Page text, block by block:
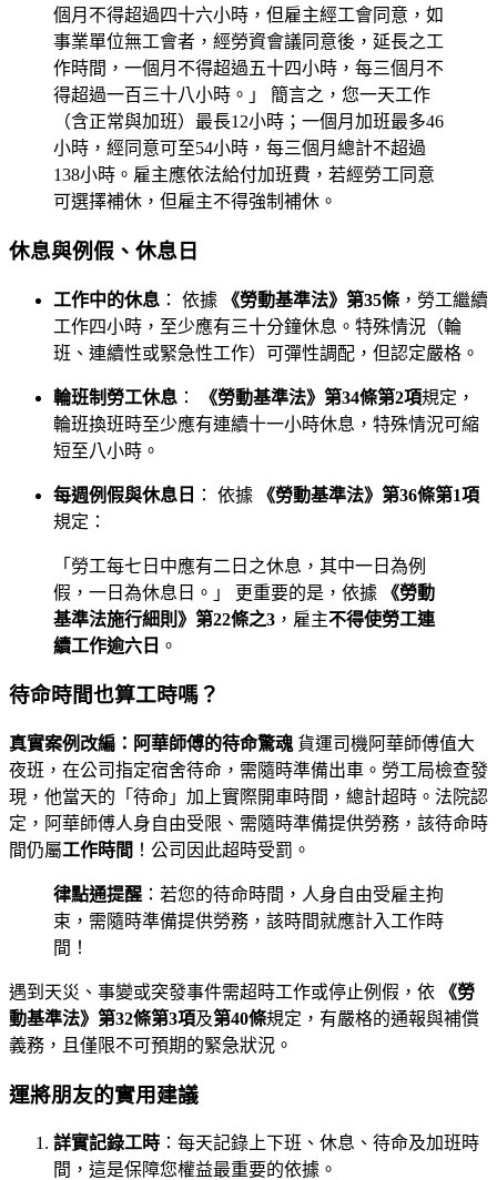
個月不得超過四十六小時，但雇主經工會同意，如
事業單位無工會者，經勞資會議同意後，延長之工
作時間，一個月不得超過五十四小時，每三個月不
得超過一百三十八小時。」 簡言之，您一天工作
（含正常與加班）最長12小時；一個月加班最多46
小時，經同意可至54小時，每三個月總計不超過
138小時。雇主應依法給付加班費，若經勞工同意
可選擇補休，但雇主不得強制補休。
休息與例假、休息日
工作中的休息 ： 依據 《勞動基準法》第35條 ，勞工繼續
工作四小時，至少應有三十分鐘休息。特殊情況（輪
班、連續性或緊急性工作）可彈性調配，但認定嚴格。
輪班制勞工休息 ： 《勞動基準法》第34條第2項規定，
輪班換班時至少應有連續十一小時休息，特殊情況可縮
短至八小時。
每週例假與休息日 ： 依據
《勞動基準法》第36條第1項
規定：
「勞工每七日中應有二日之休息，其中一日為例
假，一日為休息日。」 更重要的是，依據
《勞動
基準法施行細則》第22條之3 ，雇主不得使勞工連
續工作逾六日 。
待命時間也算工時嗎？
真實案例改編：阿華師傅的待命驚魂 貨運司機阿華師傅值大
夜班，在公司指定宿舍待命，需隨時準備出車。勞工局檢查發
現，他當天的「待命」加上實際開車時間，總計超時。法院認
定，阿華師傅人身自由受限、需隨時準備提供勞務，該待命時
間仍屬工作時間 ！公司因此超時受罰。
律點通提醒 ：若您的待命時間，人身自由受雇主拘
束，需隨時準備提供勞務，該時間就應計入工作時
間！
遇到天災、事變或突發事件需超時工作或停止例假，依
《勞
動基準法》第32條第3項及第40條規定，有嚴格的通報與補償
義務，且僅限不可預期的緊急狀況。
運將朋友的實用建議
詳實記錄工時 ：每天記錄上下班、休息、待命及加班時
間，這是保障您權益最重要的依據。